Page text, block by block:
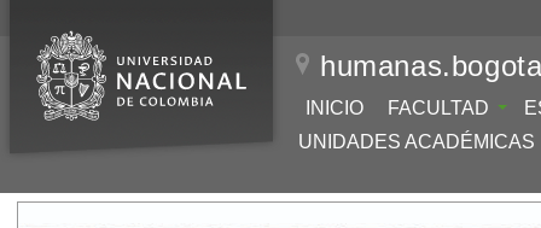
INICIO FACULTAD
UNIDADES ACADÉMICAS